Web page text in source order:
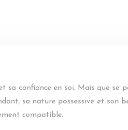
confiance en soi. Mais que se
sa nature possessive et son
compatible.